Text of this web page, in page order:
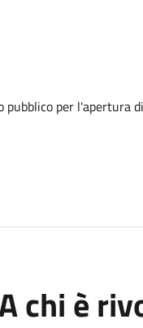
pubblico per l'apertura
chi è